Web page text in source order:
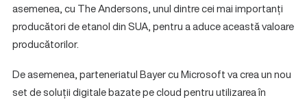
asemenea, cu The Andersons, unul dintre cei mai importanți
producători de etanol din SUA, pentru a aduce această valoare
producătorilor.
De asemenea, parteneriatul Bayer cu Microsoft va crea un nou
set de soluții digitale bazate pe cloud pentru utilizarea în